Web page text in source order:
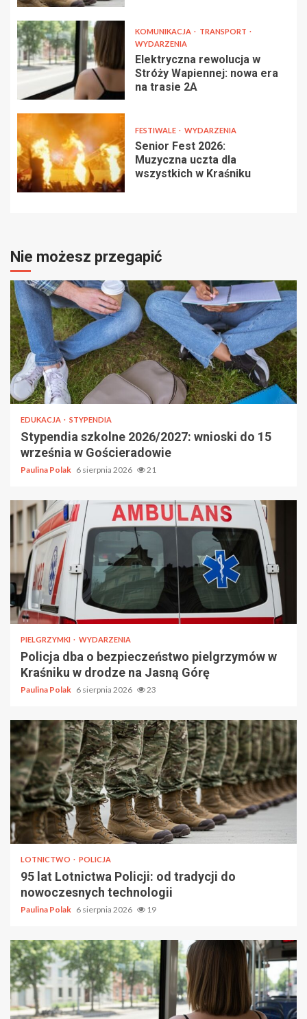
KOMUNIKACJA
TRANSPORT
WYDARZENIA
Elektryczna rewolucja w
Stróży Wapiennej: nowa era
na trasie 2A
FESTIWALE WYDARZENIA
Senior Fest 2026:
Muzyczna uczta dla
wszystkich w Kraśniku
Nie możesz przegapić
EDUKACJA STYPENDIA
Stypendia szkolne 2026/2027: wnioski do 15
września w Gościeradowie
Paulina Polak 6 sierpnia 2026 21
PIELGRZYMKI WYDARZENIA
Policja dba o bezpieczeństwo pielgrzymów w
Kraśniku w drodze na Jasną Górę
Paulina Polak 6 sierpnia 2026 23
LOTNICTWO POLICJA
95 lat Lotnictwa Policji: od tradycji do
nowoczesnych technologii
Paulina Polak 6 sierpnia 2026 19